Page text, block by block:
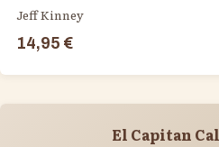
Jeff Kinney
14,95 €
El Capitan